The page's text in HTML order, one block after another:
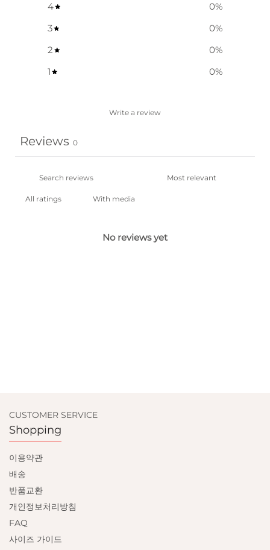
4
0%
3
0%
2
0%
1
0%
Write a review
Reviews 0
With media
No reviews yet
CUSTOMER SERVICE
Shopping
이용약관
배송
반품교환
개인정보처리방침
FAQ
사이즈 가이드